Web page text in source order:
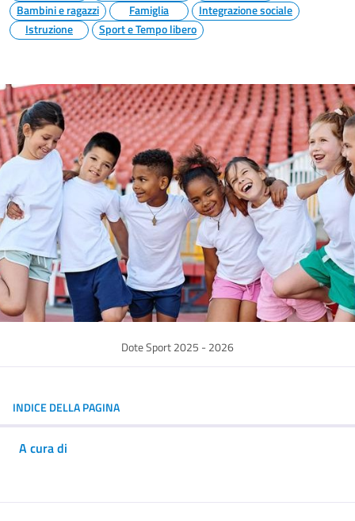
Bambini e ragazzi
Famiglia
Integrazione sociale
Istruzione
Sport e Tempo libero
Dote Sport 2025 - 2026
INDICE DELLA PAGINA
A cura di